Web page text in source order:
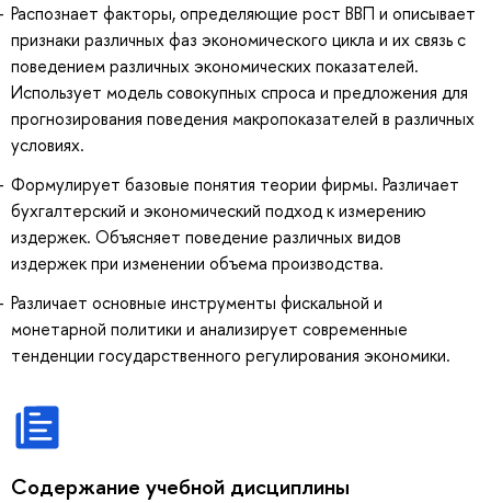
Распознает факторы, определяющие рост ВВП и описывает
признаки различных фаз экономического цикла и их связь с
поведением различных экономических показателей.
Использует модель совокупных спроса и предложения для
прогнозирования поведения макропоказателей в различных
условиях.
Формулирует базовые понятия теории фирмы. Различает
бухгалтерский и экономический подход к измерению
издержек. Объясняет поведение различных видов
издержек при изменении объема производства.
Различает основные инструменты фискальной и
монетарной политики и анализирует современные
тенденции государственного регулирования экономики.
Содержание учебной дисциплины